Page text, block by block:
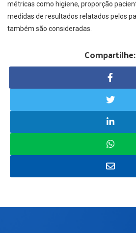
métricas como higiene, proporção
medidas de resultados relatados pelos
também são consideradas.
Compartilhe: